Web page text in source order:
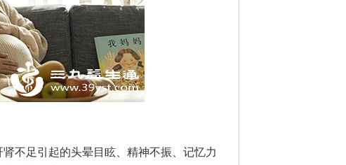
足引起的头晕目眩、精神不振、记忆力